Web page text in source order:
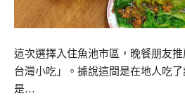
這次選擇入住魚池市區，晚餐朋友
台灣小吃」。據說這間是在地人吃
是…